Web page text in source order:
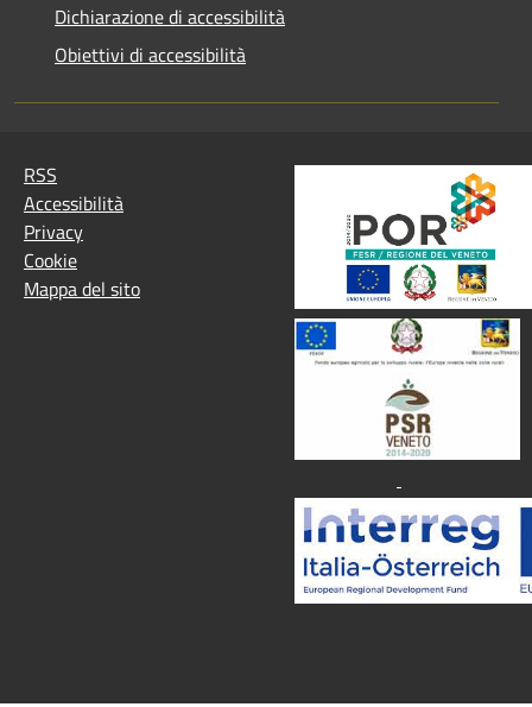
Dichiarazione di accessibilità
Obiettivi di accessibilità
RSS
Accessibilità
Privacy
Cookie
Mappa del sito